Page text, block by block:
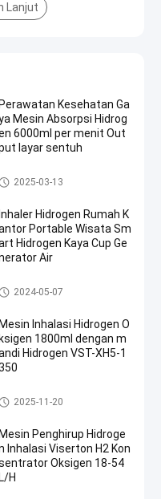
Lanjut
Perawatan Kesehatan Ga
Mesin Absorpsi Hidrog
6000ml per menit Out
layar sentuh
Mesin Penghirup Hidrogen
2025-03-13
Inhaler Hidrogen Rumah K
Portable Wisata Sm
Hidrogen Kaya Cup Ge
Air
Mesin Penghirup Hidrogen
2024-05-07
Mesin Inhalasi Hidrogen O
ksigen 1800ml dengan m
Hidrogen VST-XH5-1
Mesin Penghirup Hidrogen
2025-11-20
Mesin Penghirup Hidroge
Inhalasi Viserton H2 Kon
Oksigen 18-54
L/H